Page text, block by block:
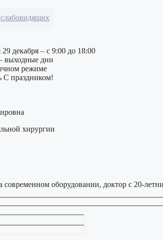
29 декабря – с 9:00 до 18:00
выходные дни
режиме
С праздником!
хирургии
современном оборудовании, доктор с 20-